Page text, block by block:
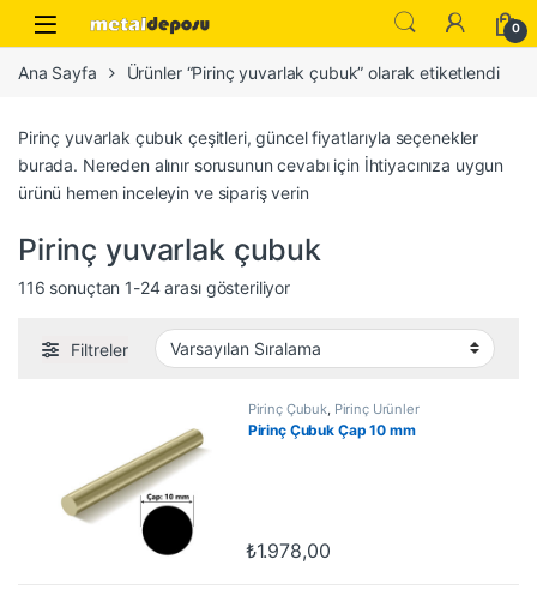
Skip to navigation
Skip to content
0
Ana Sayfa Ürünler “Pirinç yuvarlak çubuk” olarak etiketlendi
Pirinç yuvarlak çubuk çeşitleri, güncel fiyatlarıyla seçenekler
burada. Nereden alınır sorusunun cevabı için İhtiyacınıza uygun
ürünü hemen inceleyin ve sipariş verin
Pirinç yuvarlak çubuk
116 sonuçtan 1-24 arası gösteriliyor
Filtreler
Pirinç Çubuk, Pirinç Ürünler
Pirinç Çubuk Çap 10 mm
₺1.978,00